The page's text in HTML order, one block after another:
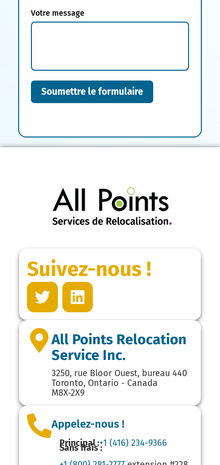
Votre message
Soumettre le formulaire
Suivez-nous !
All Points Relocation
Service Inc.
3250, rue Bloor Ouest, bureau 440
Toronto, Ontario - Canada
M8X-2X9
Appelez-nous !
Principal :+1 (416) 234-9366
Sans frais :